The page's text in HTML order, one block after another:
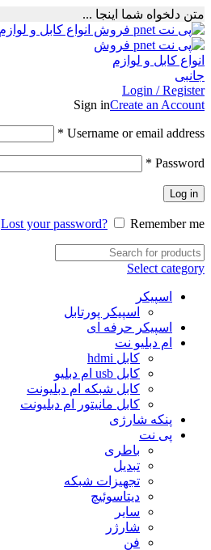
متن دلخواه شما اینجا ...
Login / Register
Sign inCreate an Account
Username or email address
*
Password
*
Log in
Lost your password? Remember me
Select category
اسپیکر
اسپیکر پورتابل
اسپیکر حرفه ای
ام دبلیو نت
کابل hdmi
کابل usb ام دبلیو
کابل شبکه ام دبلیونت
کابل مانیتور ام دبلیونت
پنکه شارژی
پی نت
باطری
تبدیل
تجهیزات شبکه
دیتاسوئیچ
سایر
شارژر
فن